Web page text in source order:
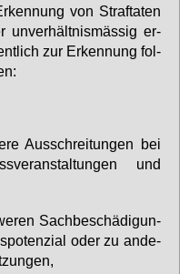
von Straf­ta­ten
un­ver­hält­nis­mäs­sig er­
zur Er­ken­nung fol­
Aus­schrei­tun­gen bei
und
Sach­be­schä­di­gun­
oder zu an­de­